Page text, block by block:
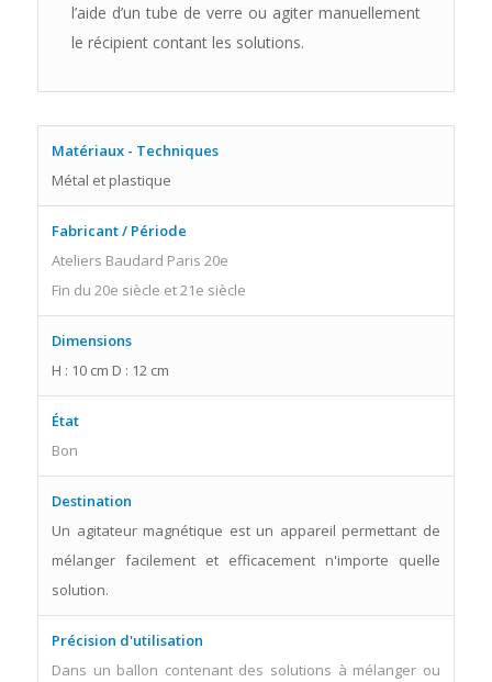
l’aide d’un tube de verre ou agiter manuellement
le récipient contant les solutions.
Matériaux - Techniques
Métal et plastique
Fabricant / Période
Ateliers Baudard Paris 20e
Fin du 20e siècle et 21e siècle
Dimensions
H : 10 cm D : 12 cm
État
Bon
Destination
Un agitateur magnétique est un appareil permettant de
mélanger facilement et efficacement n'importe quelle
solution.
Précision d'utilisation
Dans un ballon contenant des solutions à mélanger ou